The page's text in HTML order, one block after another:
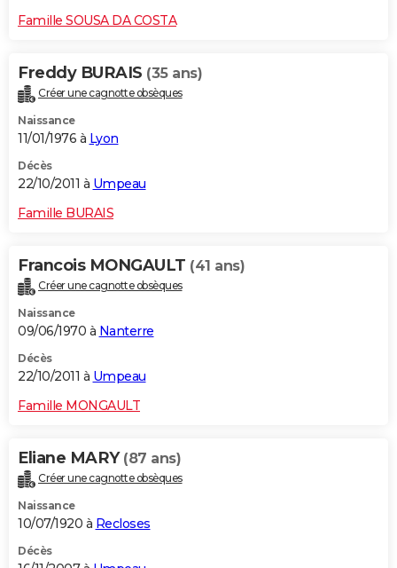
Famille SOUSA DA COSTA
Freddy BURAIS (35 ans)
Créer une cagnotte obsèques
Naissance
11/01/1976 à Lyon
Décès
22/10/2011 à Umpeau
Famille BURAIS
Francois MONGAULT (41 ans)
Créer une cagnotte obsèques
Naissance
09/06/1970 à Nanterre
Décès
22/10/2011 à Umpeau
Famille MONGAULT
Eliane MARY (87 ans)
Créer une cagnotte obsèques
Naissance
10/07/1920 à Recloses
Décès